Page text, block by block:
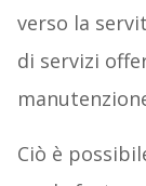
verso la
di servizi
Ciò è